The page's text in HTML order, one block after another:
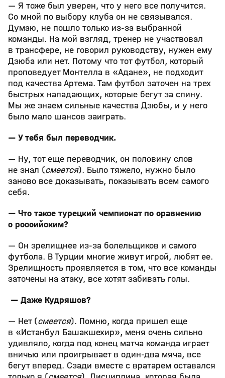
— Я тоже был уверен, что у него все получится.
Со мной по выбору клуба он не связывался.
Думаю, не пошло только из-за выбранной
команды. На мой взгляд, тренер не участвовал
в трансфере, не говорил руководству, нужен ему
Дзюба или нет. Потому что тот футбол, который
проповедует Монтелла в «Адане», не подходит
под качества Артема. Там футбол заточен на трех
быстрых нападающих, которые бегут за спину.
Мы же знаем сильные качества Дзюбы, и у него
было мало шансов заиграть.
— У тебя был переводчик.
— Ну, тот еще переводчик, он половину слов
не знал (смеется). Было тяжело, нужно было
заново все доказывать, показывать всем самого
себя.
— Что такое турецкий чемпионат по сравнению
с российским?
— Он зрелищнее из-за болельщиков и самого
футбола. В Турции многие живут игрой, любят ее.
Зрелищность проявляется в том, что все команды
заточены на атаку, все хотят забивать голы.
— Даже Кудряшов?
— Нет (смеется). Помню, когда пришел еще
в «Истанбул Башакшехир», меня очень сильно
удивляло, когда под конец матча команда играет
вничью или проигрывает в один-два мяча, все
бегут вперед. Сзади вместе с вратарем оставался